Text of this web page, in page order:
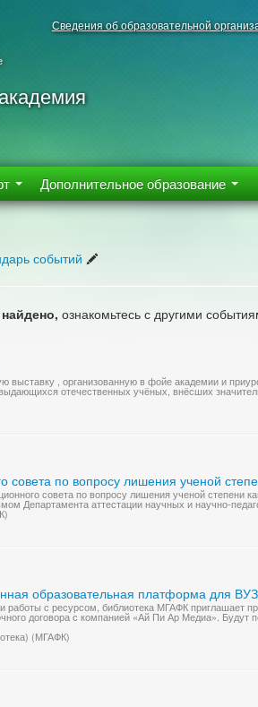
Сведения об образовательной
Дополнительное образование
событий
ознакомьтесь с другими
выставку , организованную в фойе академии и
отечественных учёных, внёсших
совета по вопросу лишения ученой
совета по вопросу лишения ученой степени
Департамента аттестации научных и научно-
образовательная платформа для
с ресурсом, библиотека МГАФК приглашает
договора с компанией «Ай Пи Ар Медиа».
(МГАФК)